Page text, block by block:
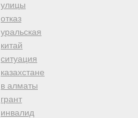
улицы
отказ
уральская
китай
ситуация
казахстане
в алматы
грант
инвалид